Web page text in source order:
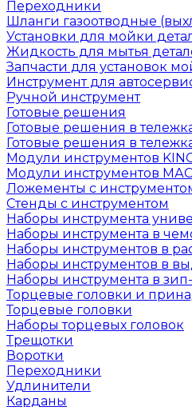
Переходники
Шланги газоотводные
Установки для мойки
Жидкость для мытья
Запчасти для установок
Инструмент для
Ручной инструмент
Готовые решения
Готовые решения в
Готовые решения в
Модули инструментов
Модули инструментов
Ложементы с
Стенды с инструментом
Наборы инструмента
Наборы инструмента в
Наборы инструментов в
Наборы инструментов в
Наборы инструмента в
Торцевые головки и
Торцевые головки
Наборы торцевых головок
Трещотки
Воротки
Переходники
Удлинители
Карданы